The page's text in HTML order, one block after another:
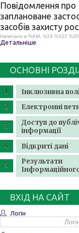
Повідомлення про
заплановане
засобів захисту
Написано в %AM, %24 %322
Детальніше
ОСНОВНІ
Інклюзивна
Електронні
Доступ до
інформації
Відкриті дані
Результати
ВХІД НА САЙТ
Логін